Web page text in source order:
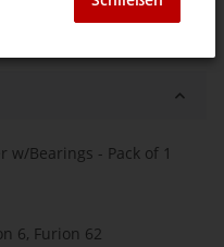
w/Bearings - Pack of 1
6, Furion 62